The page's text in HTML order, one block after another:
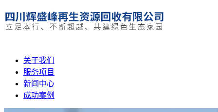
关于我们
服务项目
新闻中心
成功案例